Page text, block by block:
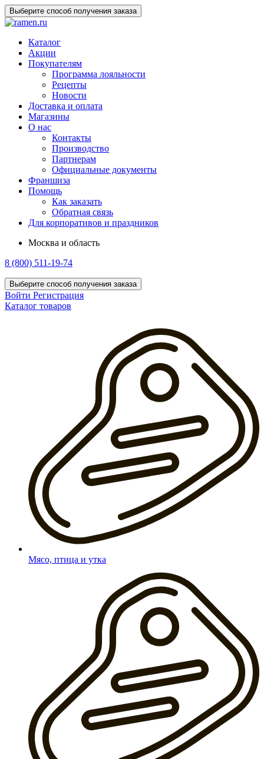
Выберите способ получения заказа
Каталог
Акции
Покупателям
Программа лояльности
Рецепты
Новости
Доставка и оплата
Магазины
О нас
Контакты
Производство
Партнерам
Официальные документы
Франшиза
Помощь
Как заказать
Обратная связь
Для корпоративов и праздников
Москва и область
8 (800) 511-19-74
Выберите способ получения заказа
Войти Регистрация
Каталог товаров
Мясо, птица и утка